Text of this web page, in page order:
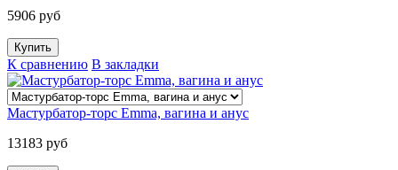
5906 руб
К сравнению В закладки
Мастурбатор-торс Emma, вагина и анус
13183 руб